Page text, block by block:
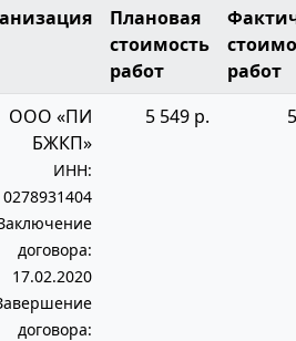
Плановая
стоимость
работ
работ
ООО «ПИ
БЖКП»
ИНН:
0278931404
договора:
17.02.2020
договора:
5 549 р.